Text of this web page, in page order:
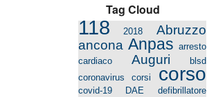
Tag Cloud
118 2018
Abruzzo
ancona Anpas arresto
cardiaco
Auguri
blsd
coronavirus
corsi corso
covid-19 DAE
defibrillatore